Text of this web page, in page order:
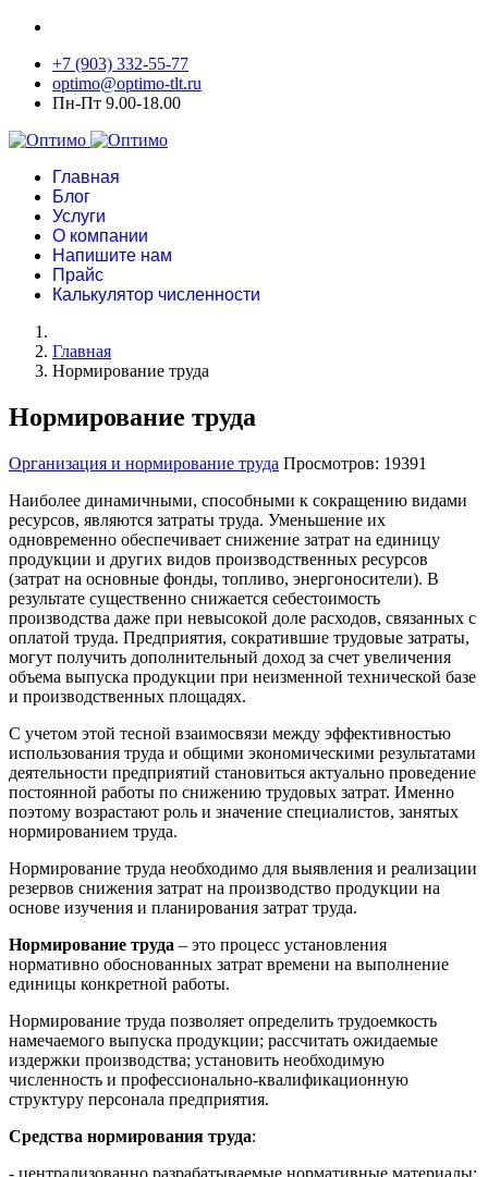
+7 (903) 332-55-77
optimo@optimo-tlt.ru
Пн-Пт 9.00-18.00
Главная
Блог
Услуги
О компании
Напишите нам
Прайс
Калькулятор численности
Главная
Нормирование труда
Нормирование труда
Организация и нормирование труда Просмотров: 19391
Наиболее динамичными, способными к сокращению видами
ресурсов, являются затраты труда. Уменьшение их
одновременно обеспечивает снижение затрат на единицу
продукции и других видов производственных ресурсов
(затрат на основные фонды, топливо, энергоносители). В
результате существенно снижается себестоимость
производства даже при невысокой доле расходов, связанных с
оплатой труда. Пред­приятия, сократившие трудовые затраты,
могут получить дополнительный доход за счет увеличения
объема выпуска продукции при неизменной технической базе
и производственных площадях.
С учетом этой тесной взаимосвязи между эффективностью
использования труда и общими экономическими результатами
деятельности предприятий становиться актуально проведение
постоянной работы по снижению трудовых затрат. Именно
поэтому возрастают роль и значение специалистов, занятых
нормированием труда.
Нормирование труда необходимо для выявления и реализации
резервов снижения затрат на производство продукции на
основе изучения и планирования затрат труда.
Нормирование труда – это процесс установления
нормативно обоснованных затрат времени на выполнение
единицы конкретной работы.
Нормирование труда позволяет определить трудоемкость
намечаемого выпуска продукции; рассчитать ожидаемые
издержки производства; установить необходимую
численность и профессионально-квалификационную
структуру персонала предприятия.
Средства нормирования труда:
- централизованно разрабатываемые нормативные материалы;